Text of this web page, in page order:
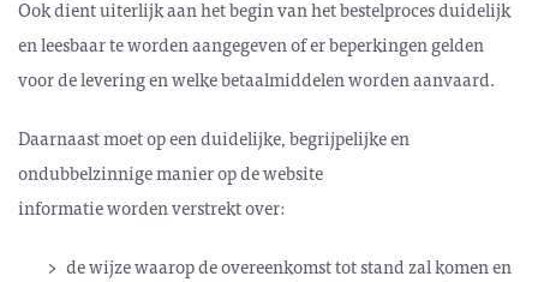
Ook dient uiterlijk aan het begin van het bestelproces duidelijk
en leesbaar te worden aangegeven of er beperkingen gelden
voor de levering en welke betaalmiddelen worden aanvaard.
Daarnaast moet op een duidelijke, begrijpelijke en
ondubbelzinnige manier op de website
informatie worden verstrekt over:
de wijze waarop de overeenkomst tot stand zal komen en